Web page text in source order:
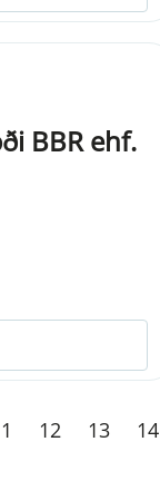
BBR ehf.
12 13 14